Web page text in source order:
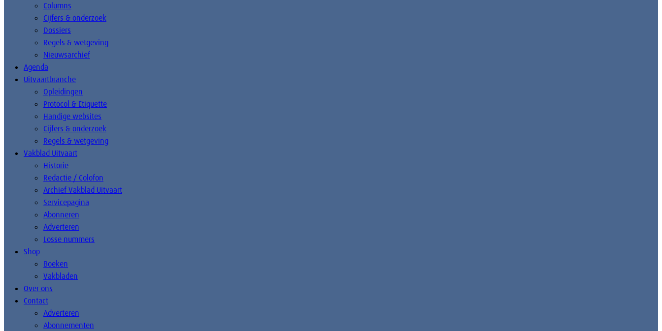
Columns
Cijfers & onderzoek
Dossiers
Regels & wetgeving
Nieuwsarchief
Agenda
Uitvaartbranche
Opleidingen
Protocol & Etiquette
Handige websites
Cijfers & onderzoek
Regels & wetgeving
Vakblad Uitvaart
Historie
Redactie / Colofon
Archief Vakblad Uitvaart
Servicepagina
Abonneren
Adverteren
Losse nummers
Shop
Boeken
Vakbladen
Over ons
Contact
Adverteren
Abonnementen